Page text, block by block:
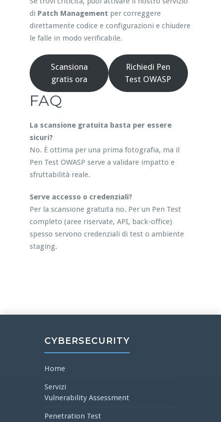
di Patch Management per correggere
direttamente codice e configurazioni e chiudere
le falle in modo verificabile.
Scansiona
gratis ora
Richiedi Pen
Test OWASP
FAQ
La scansione gratuita basta per essere
sicuri?
No. È ottima per una prima fotografia, ma il
Pen Test OWASP serve a validare impatto e
sfruttabilità reale.
Serve accesso o credenziali?
Per la scansione gratuita no. Per un Pen Test
completo (aree riservate, API, back-office)
spesso servono credenziali di test o ambiente
staging.
CYBERSECURITY
Home
Servizi
Vulnerability Assessment
Penetration Test